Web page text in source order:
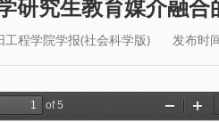
研究生教育媒介融合
工程学院学报(社会科学版) 发布时